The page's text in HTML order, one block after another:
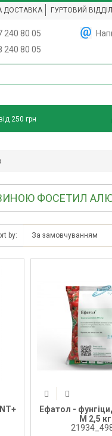
ДОСТАВКА ГУРТОВИЙ ВІДДІЛ
240 80 05
240 80 05
250 грн
ФОСЕТИЛ
by:
Ефатол -
M 2,5